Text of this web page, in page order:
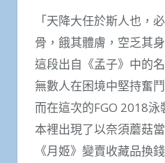
「天降大任於斯人也，
骨，餓其體膚，空乏其
這段出自《孟子》中的
無數人在困境中堅持奮
而在這次的FGO 2018
本裡出現了以奈須蘑菇
《月姬》變賣收藏品換